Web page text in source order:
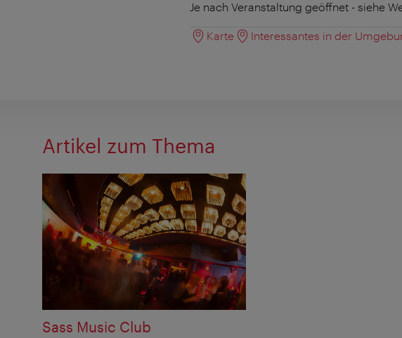
Je nach Veranstaltung geöffnet - siehe
Karte Interessantes in der
Artikel zum Thema
Sass Music Club